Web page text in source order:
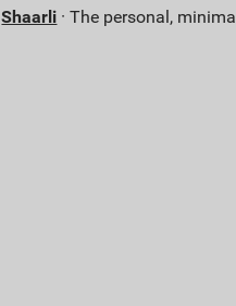
Shaarli · The personal,